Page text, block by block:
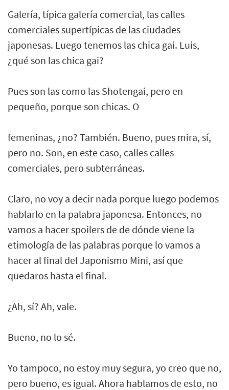
Galería, típica galería comercial, las calles
comerciales supertípicas de las ciudades
japonesas. Luego tenemos las chica gai. Luis,
¿qué son las chica gai?
Pues son las como las Shotengai, pero en
pequeño, porque son chicas. O
femeninas, ¿no? También. Bueno, pues mira, sí,
pero no. Son, en este caso, calles calles
comerciales, pero subterráneas.
Claro, no voy a decir nada porque luego podemos
hablarlo en la palabra japonesa. Entonces, no
vamos a hacer spoilers de de dónde viene la
etimología de las palabras porque lo vamos a
hacer al final del Japonismo Mini, así que
quedaros hasta el final.
¿Ah, sí? Ah, vale.
Bueno, no lo sé.
Yo tampoco, no estoy muy segura, yo creo que no,
pero bueno, es igual. Ahora hablamos de esto, no